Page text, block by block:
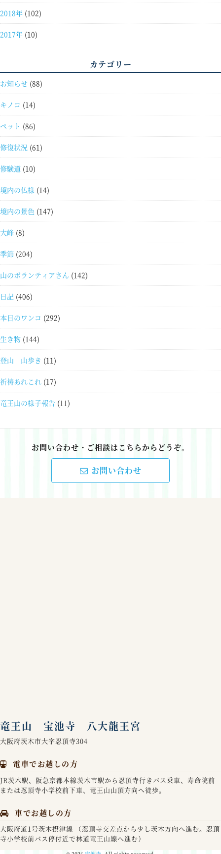
2018年 (102)
2017年 (10)
カテゴリー
お知らせ (88)
キノコ (14)
ペット (86)
修復状況 (61)
修験道 (10)
境内の仏様 (14)
境内の景色 (147)
大峰 (8)
季節 (204)
山のボランティアさん (142)
日記 (406)
本日のワンコ (292)
生き物 (144)
登山 山歩き (11)
祈祷あれこれ (17)
竜王山の様子報告 (11)
お問い合わせ・ご相談はこちらからどうぞ。
お問い合わせ
竜王山 宝池寺 八大龍王宮
大阪府茨木市大字忍頂寺304
電車でお越しの方
JR茨木駅、阪急京都本線茨木市駅から忍頂寺行きバス乗車、寿命院前
または忍頂寺小学校前下車、竜王山山頂方向へ徒歩。
車でお越しの方
大阪府道1号茨木摂津線 （忍頂寺交差点から少し茨木方向へ進む。忍頂
寺小学校前バス停付近で林道竜王山線へ進む）